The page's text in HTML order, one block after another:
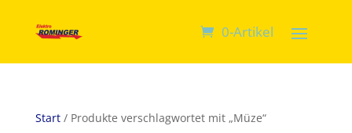
0-Artikel
Start/ Produkte verschlagwortet mit „Müze“